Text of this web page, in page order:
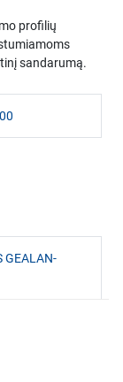
profilių
sandarumą.
GEALAN-